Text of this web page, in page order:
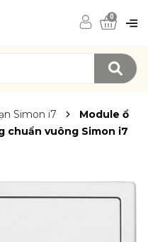
0
Simon i7
Module ổ
chuẩn vuông Simon i7